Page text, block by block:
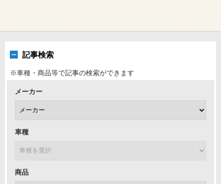
記事検索
※車種・商品等で記事の検索ができます
メーカー
車種
商品